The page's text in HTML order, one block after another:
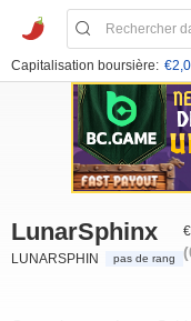
Capitalisation boursière:
LunarSphinx
LUNARSPHIN pas de rang